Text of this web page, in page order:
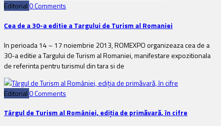
Editorial0 Comments
Cea de a 30-a editie a Targului de Turism al Romaniei
In perioada 14 – 17 noiembrie 2013, ROMEXPO organizeaza cea de a
30-a editie a Targului de Turism al Romaniei, manifestare expozitionala
de referinta pentru turismul din tara si de
Editorial0 Comments
Târgul de Turism al României, ediţia de primăvară, în cifre